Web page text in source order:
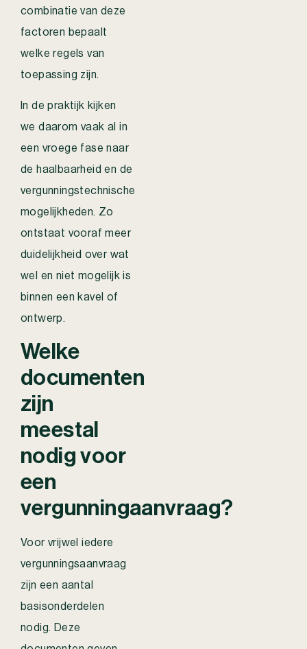
combinatie van deze
factoren bepaalt
welke regels van
toepassing zijn.
In de praktijk kijken
we daarom vaak al in
een vroege fase naar
de haalbaarheid en de
vergunningstechnische
mogelijkheden. Zo
ontstaat vooraf meer
duidelijkheid over wat
wel en niet mogelijk is
binnen een kavel of
ontwerp.
Welke
documenten
zijn
meestal
nodig voor
een
vergunningaanvraag?
Voor vrijwel iedere
vergunningsaanvraag
zijn een aantal
basisonderdelen
nodig. Deze